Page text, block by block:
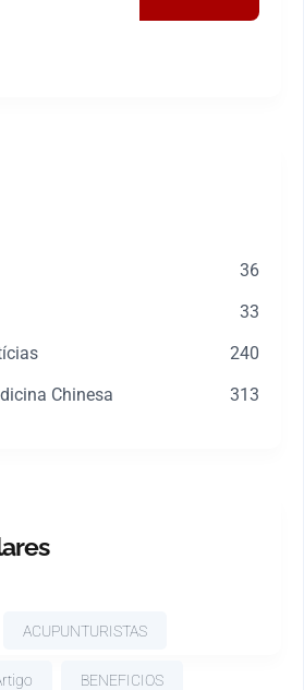
36
33
240
Chinesa
313
ACUPUNTURISTAS
BENEFICIOS